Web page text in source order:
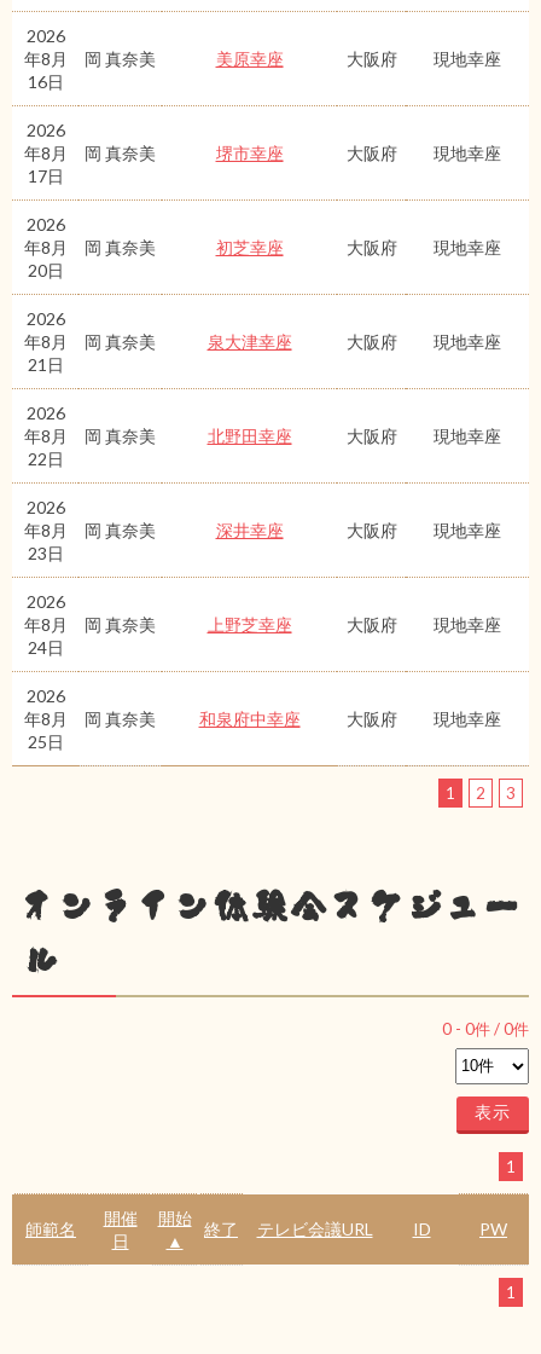
2026
年8月
16日
岡 真奈美 美原幸座 大阪府 現地幸座
2026
年8月
17日
岡 真奈美 堺市幸座 大阪府 現地幸座
2026
年8月
20日
岡 真奈美 初芝幸座 大阪府 現地幸座
2026
年8月
21日
岡 真奈美 泉大津幸座 大阪府 現地幸座
2026
年8月
22日
岡 真奈美 北野田幸座 大阪府 現地幸座
2026
年8月
23日
岡 真奈美 深井幸座 大阪府 現地幸座
2026
年8月
24日
岡 真奈美 上野芝幸座 大阪府 現地幸座
2026
年8月
25日
岡 真奈美 和泉府中幸座 大阪府 現地幸座
1 2 3
オンライン体験会スケジュー
ル
0 - 0件 /0件
1
師範名
開催
日
開始
▲
終了 テレビ会議URL ID PW
1